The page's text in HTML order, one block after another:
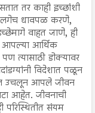
तर काही इच्छांशी
लगेच धावपळ करणे,
वाहत जाणे, ही
आपल्या आर्थिक
त्यासाठी डोक्यावर
विदेशात पळून
उचलून आपले जीवन
आहेत. जीवनाची
संयम